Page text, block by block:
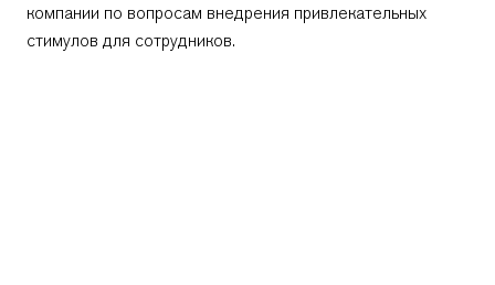
компании по вопросам внедрения привлекательных
стимулов для сотрудников.